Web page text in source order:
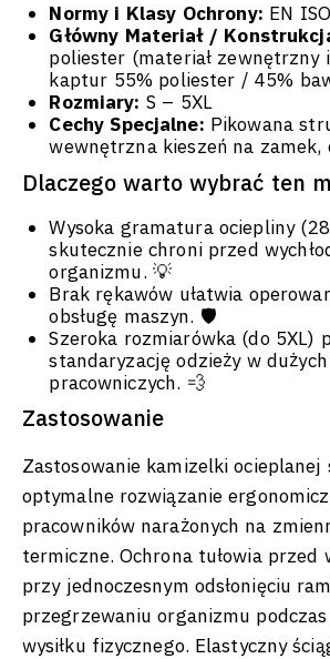
Normy i Klasy Ochrony: EN
Główny Materiał /
poliester (materiał zewnętrzny
kaptur 55% poliester / 45%
Rozmiary: S – 5XL
Cechy Specjalne: Pikowana
wewnętrzna kieszeń na zamek,
Dlaczego warto wybrać ten
Wysoka gramatura ociepliny
skutecznie chroni przed
organizmu. 💡
Brak rękawów ułatwia
obsługę maszyn. 🛡️
Szeroka rozmiarówka (do 5XL)
standaryzację odzieży w dużych
pracowniczych. 💨
Zastosowanie
Zastosowanie kamizelki ocieplanej
optymalne rozwiązanie
pracowników narażonych na
termiczne. Ochrona tułowia przed
przy jednoczesnym odsłonięciu
przegrzewaniu organizmu
wysiłku fizycznego. Elastyczny